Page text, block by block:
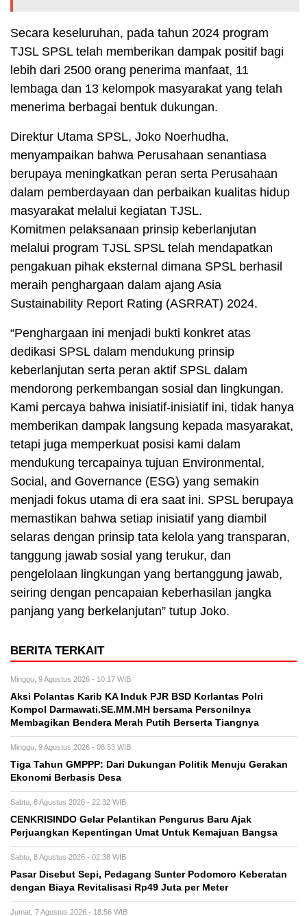
Secara keseluruhan, pada tahun 2024 program
TJSL SPSL telah memberikan dampak positif bagi
lebih dari 2500 orang penerima manfaat, 11
lembaga dan 13 kelompok masyarakat yang telah
menerima berbagai bentuk dukungan.
Direktur Utama SPSL, Joko Noerhudha,
menyampaikan bahwa Perusahaan senantiasa
berupaya meningkatkan peran serta Perusahaan
dalam pemberdayaan dan perbaikan kualitas hidup
masyarakat melalui kegiatan TJSL.
Komitmen pelaksanaan prinsip keberlanjutan
melalui program TJSL SPSL telah mendapatkan
pengakuan pihak eksternal dimana SPSL berhasil
meraih penghargaan dalam ajang Asia
Sustainability Report Rating (ASRRAT) 2024.
“Penghargaan ini menjadi bukti konkret atas
dedikasi SPSL dalam mendukung prinsip
keberlanjutan serta peran aktif SPSL dalam
mendorong perkembangan sosial dan lingkungan.
Kami percaya bahwa inisiatif-inisiatif ini, tidak hanya
memberikan dampak langsung kepada masyarakat,
tetapi juga memperkuat posisi kami dalam
mendukung tercapainya tujuan Environmental,
Social, and Governance (ESG) yang semakin
menjadi fokus utama di era saat ini. SPSL berupaya
memastikan bahwa setiap inisiatif yang diambil
selaras dengan prinsip tata kelola yang transparan,
tanggung jawab sosial yang terukur, dan
pengelolaan lingkungan yang bertanggung jawab,
seiring dengan pencapaian keberhasilan jangka
panjang yang berkelanjutan” tutup Joko.
BERITA TERKAIT
Minggu, 9 Agustus 2026 - 10:17 WIB
Aksi Polantas Karib KA Induk PJR BSD Korlantas Polri
Kompol Darmawati.SE.MM.MH bersama Personilnya
Membagikan Bendera Merah Putih Berserta Tiangnya
Minggu, 9 Agustus 2026 - 08:53 WIB
Tiga Tahun GMPPP: Dari Dukungan Politik Menuju Gerakan
Ekonomi Berbasis Desa
Sabtu, 8 Agustus 2026 - 22:32 WIB
CENKRISINDO Gelar Pelantikan Pengurus Baru Ajak
Perjuangkan Kepentingan Umat Untuk Kemajuan Bangsa
Sabtu, 8 Agustus 2026 - 02:38 WIB
Pasar Disebut Sepi, Pedagang Sunter Podomoro Keberatan
dengan Biaya Revitalisasi Rp49 Juta per Meter
Jumat, 7 Agustus 2026 - 18:56 WIB